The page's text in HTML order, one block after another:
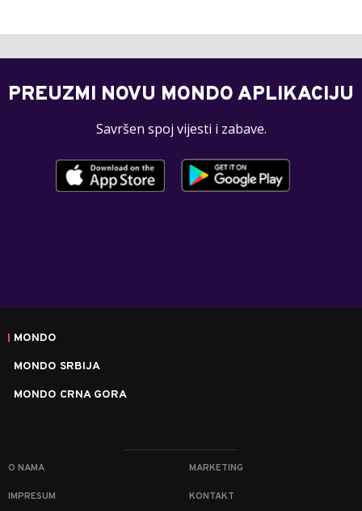
PREUZMI NOVU MONDO APLIKACIJU
Savršen spoj vijesti i zabave.
MONDO
MONDO SRBIJA
MONDO CRNA GORA
O NAMA MARKETING
IMPRESUM KONTAKT